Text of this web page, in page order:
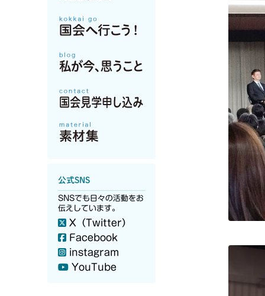
公式SNS
SNSでも日々の活動をお
伝えしています。
X（Twitter）
Facebook
instagram
YouTube